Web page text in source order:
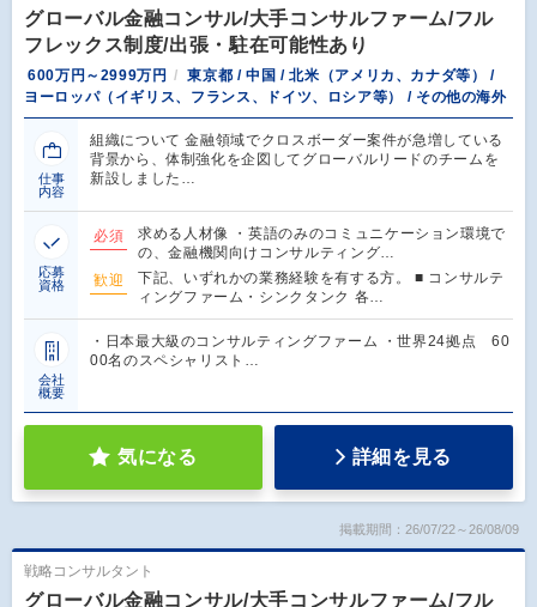
グローバル金融コンサル/大手コンサルファーム/フル
フレックス制度/出張・駐在可能性あり
600万円～2999万円
東京都 / 中国 / 北米（アメリカ、カナダ等） /
ヨーロッパ（イギリス、フランス、ドイツ、ロシア等） / その他の海外
仕事
内容
組織について 金融領域でクロスボーダー案件が急増している
背景から、体制強化を企図してグローバルリードのチームを
新設しました…
応募
資格
必須
求める人材像 ・英語のみのコミュニケーション環境で
の、金融機関向けコンサルティング…
歓迎
下記、いずれかの業務経験を有する方。 ■ コンサルテ
ィングファーム・シンクタンク 各…
会社
概要
・日本最大級のコンサルティングファーム ・世界24拠点 60
00名のスペシャリスト…
気になる 詳細を見る
掲載期間：26/07/22～26/08/09
戦略コンサルタント
グローバル金融コンサル/大手コンサルファーム/フル